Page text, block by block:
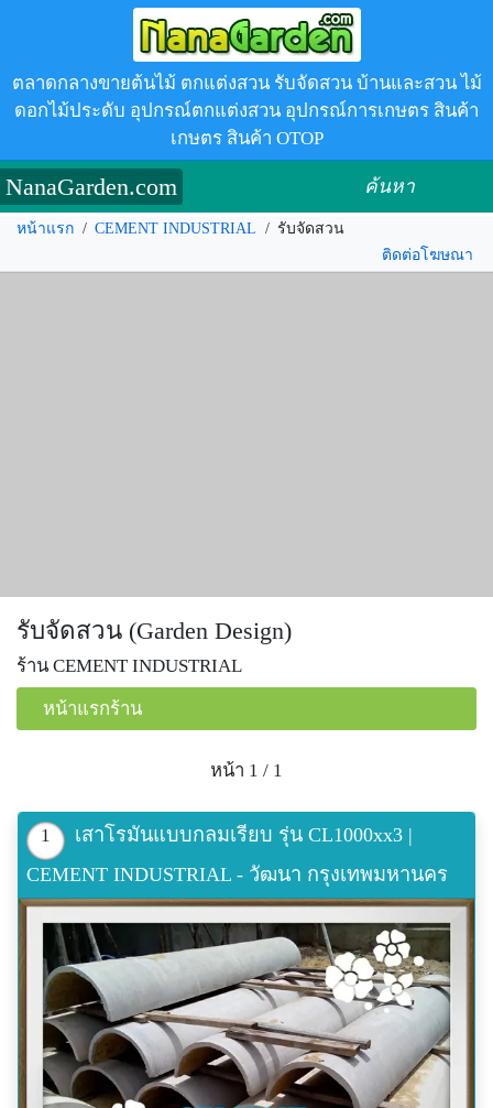
ตลาดกลางขายต้นไม้ ตกแต่งสวน รับจัดสวน บ้านและสวน ไม้
ดอกไม้ประดับ อุปกรณ์ตกแต่งสวน อุปกรณ์การเกษตร สินค้า
เกษตร สินค้า OTOP
NanaGarden.com ค้นหา
หน้าแรก / CEMENT INDUSTRIAL / รับจัดสวน
ติดต่อโฆษณา
รับจัดสวน (Garden Design)
ร้าน CEMENT INDUSTRIAL
หน้าแรกร้าน
หน้า 1 / 1
1
เสาโรมันแบบกลมเรียบ รุ่น CL1000xx3 |
CEMENT INDUSTRIAL - วัฒนา กรุงเทพมหานคร